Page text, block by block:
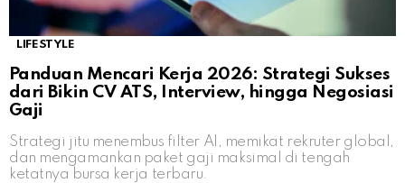
LIFESTYLE
Panduan Mencari Kerja 2026: Strategi Sukses
dari Bikin CV ATS, Interview, hingga Negosiasi
Gaji
Strategi jitu menembus filter AI, memikat rekruter global,
dan mengamankan paket gaji maksimal di tengah
ketatnya bursa kerja terbaru.